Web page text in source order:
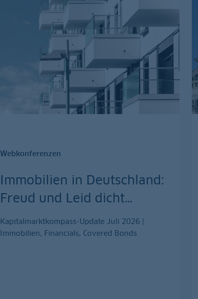
Webkonferenzen
Immobilien in Deutschland:
Freud und Leid dicht…
Kapitalmarktkompass-Update Juli 2026 |
Immobilien, Financials, Covered Bonds